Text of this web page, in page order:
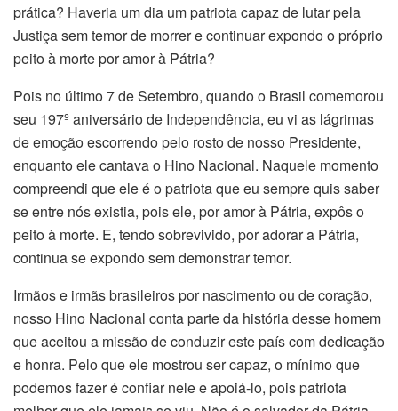
prática? Haveria um dia um patriota capaz de lutar pela
Justiça sem temor de morrer e continuar expondo o próprio
peito à morte por amor à Pátria?
Pois no último 7 de Setembro, quando o Brasil comemorou
seu 197º aniversário de Independência, eu vi as lágrimas
de emoção escorrendo pelo rosto de nosso Presidente,
enquanto ele cantava o Hino Nacional. Naquele momento
compreendi que ele é o patriota que eu sempre quis saber
se entre nós existia, pois ele, por amor à Pátria, expôs o
peito à morte. E, tendo sobrevivido, por adorar a Pátria,
continua se expondo sem demonstrar temor.
Irmãos e irmãs brasileiros por nascimento ou de coração,
nosso Hino Nacional conta parte da história desse homem
que aceitou a missão de conduzir este país com dedicação
e honra. Pelo que ele mostrou ser capaz, o mínimo que
podemos fazer é confiar nele e apoiá-lo, pois patriota